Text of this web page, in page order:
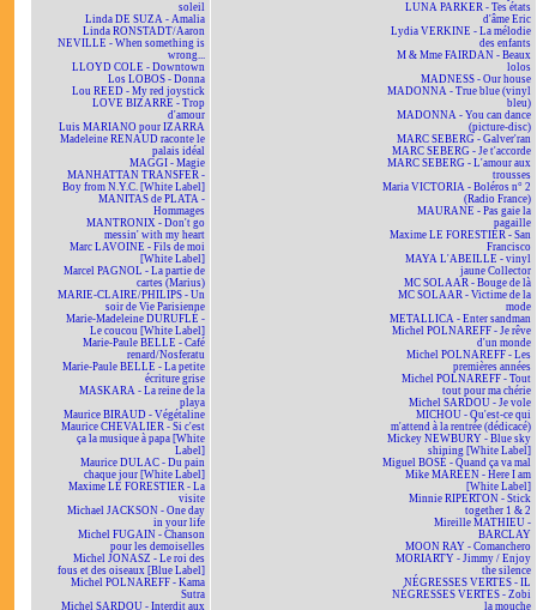
soleil
Linda DE SUZA - Amalia
Linda RONSTADT/Aaron
NEVILLE - When something is
wrong...
LLOYD COLE - Downtown
Los LOBOS - Donna
Lou REED - My red joystick
LOVE BIZARRE - Trop
d'amour
Luis MARIANO pour IZARRA
Madeleine RENAUD raconte le
palais idéal
MAGGI - Magie
MANHATTAN TRANSFER -
Boy from N.Y.C. [White Label]
MANITAS de PLATA -
Hommages
MANTRONIX - Don't go
messin' with my heart
Marc LAVOINE - Fils de moi
[White Label]
Marcel PAGNOL - La partie de
cartes (Marius)
MARIE-CLAIRE/PHILIPS - Un
soir de Vie Parisienne
Marie-Madeleine DURUFLÉ -
Le coucou [White Label]
Marie-Paule BELLE - Café
renard/Nosferatu
Marie-Paule BELLE - La petite
écriture grise
MASKARA - La reine de la
playa
Maurice BIRAUD - Végétaline
Maurice CHEVALIER - Si c'est
ça la musique à papa [White
Label]
Maurice DULAC - Du pain
chaque jour [White Label]
Maxime LE FORESTIER - La
visite
Michael JACKSON - One day
in your life
Michel FUGAIN - Chanson
pour les demoiselles
Michel JONASZ - Le roi des
fous et des oiseaux [Blue Label]
Michel POLNAREFF - Kama
Sutra
Michel SARDOU - Interdit aux
LUNA PARKER - Tes états
d'âme Eric
Lydia VERKINE - La mélodie
des enfants
M & Mme FAIRDAN - Beaux
lolos
MADNESS - Our house
MADONNA - True blue (vinyl
bleu)
MADONNA - You can dance
(picture-disc)
MARC SEBERG - Galver'ran
MARC SEBERG - Je t'accorde
MARC SEBERG - L'amour aux
trousses
Maria VICTORIA - Boléros n° 2
(Radio France)
MAURANE - Pas gaie la
pagaille
Maxime LE FORESTIER - San
Francisco
MAYA L'ABEILLE - vinyl
jaune Collector
MC SOLAAR - Bouge de là
MC SOLAAR - Victime de la
mode
METALLICA - Enter sandman
Michel POLNAREFF - Je rêve
d'un monde
Michel POLNAREFF - Les
premières années
Michel POLNAREFF - Tout
tout pour ma chérie
Michel SARDOU - Je vole
MICHOU - Qu'est-ce qui
m'attend à la rentrée (dédicacé)
Mickey NEWBURY - Blue sky
shining [White Label]
Miguel BOSÉ - Quand ça va mal
Mike MAREEN - Here I am
[White Label]
Minnie RIPERTON - Stick
together 1 & 2
Mireille MATHIEU -
BARCLAY
MOON RAY - Comanchero
MORIARTY - Jimmy / Enjoy
the silence
NÉGRESSES VERTES - IL
NÉGRESSES VERTES - Zobi
la mouche